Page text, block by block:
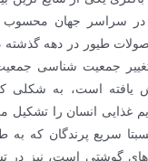
در سراسر جهان محسوب
طیور در دهه گذشته
جمعیت شناسی
یافته است، به شکلی
غذایی انسان را تشکیل
سریع پرندگان که به
های گوشتی است، نیز در